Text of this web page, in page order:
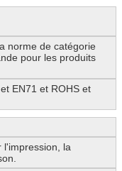
norme de catégorie
pour les produits
EN71 et ROHS et
l'impression, la